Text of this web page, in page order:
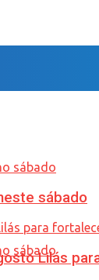
sábado
Lilás